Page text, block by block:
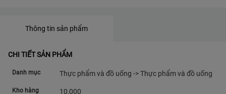
Thông tin sản phẩm
CHI TIẾT SẢN PHẨM
Danh mục Thực phẩm và đồ uống -> Thực phẩm và đồ uống
Kho hàng 10,000